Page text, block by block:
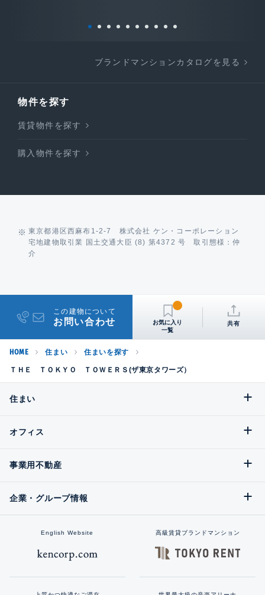
ブランドマンションカタログを見る
物件を探す
賃貸物件を探す
購入物件を探す
東京都港区西麻布1-2-7 株式会社 ケン・コーポレーション
宅地建物取引業 国土交通大臣 (8) 第4372 号 取引態様：仲
介
この建物について
お問い合わせ 共有
HOME 住まい 住まいを探す
ＴＨＥ ＴＯＫＹＯ ＴＯＷＥＲＳ(ザ東京タワーズ）
住まい
オフィス
事業用不動産
企業・グループ情報
English Website 高級賃貸ブランドマンション